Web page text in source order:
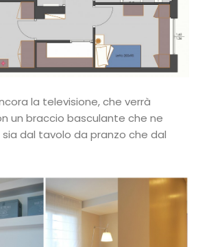
la televisione, che verrà
un braccio basculante che ne
dal tavolo da pranzo che dal